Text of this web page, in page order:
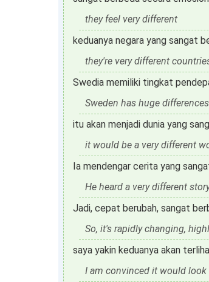
they feel very different
keduanya negara yang sangat
they're very different
Swedia memiliki tingkat
Sweden has huge
itu akan menjadi dunia yang
it would be a very different
Ia mendengar cerita yang
He heard a very different
Jadi, cepat berubah, sangat
So, it's rapidly changing,
saya yakin keduanya akan
I am convinced it would look